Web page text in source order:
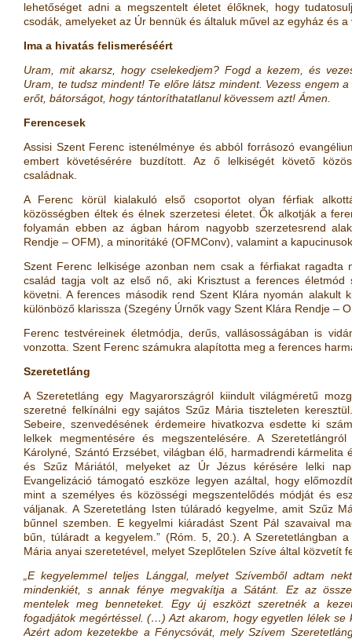
lehetőséget adni a megszentelt életet élőknek, hogy
csodák, amelyeket az Úr bennük és általuk művel az egyház és a
Ima a hivatás felismeréséért
Uram, mit akarsz, hogy cselekedjem? Fogd a kezem, és
Uram, te tudsz mindent! Te előre látsz mindent. Vezess engem
erőt, bátorságot, hogy tántoríthatatlanul kövessem azt! Ámen.
Ferencesek
Assisi Szent Ferenc istenélménye és abból forrásozó
embert követésérére buzdított. Az ő lelkiségét követő
családnak.
A Ferenc körül kialakuló első csoportot olyan férfiak
közösségben éltek és élnek szerzetesi életet. Ők alkotják a
folyamán ebben az ágban három nagyobb szerzetesrend
Rendje – OFM), a minoritáké (OFMConv), valamint a
Szent Ferenc lelkisége azonban nem csak a férfiakat ragadta
család tagja volt az első nő, aki Krisztust a ferences életmód
követni. A ferences második rend Szent Klára nyomán alakult
különböző klarissza (Szegény Úrnők vagy Szent Klára Rendje –
Ferenc testvéreinek életmódja, derűs, vallásosságában is
vonzotta. Szent Ferenc számukra alapította meg a ferences
Szeretetláng
A Szeretetláng egy Magyarországról kiindult világméretű
szeretné felkínálni egy sajátos Szűz Mária tiszteleten
Sebeire, szenvedésének érdemeire hivatkozva esdette ki
lelkek megmentésére és megszentelésére. A
Károlyné, Szántó Erzsébet, világban élő, harmadrendi kármelita
és Szűz Máriától, melyeket az Úr Jézus kérésére lelki
Evangelizáció támogató eszköze legyen azáltal, hogy
mint a személyes és közösségi megszentelődés módját és
váljanak. A Szeretetláng Isten túláradó kegyelme, amit Szűz
bűnnel szemben. E kegyelmi kiáradást Szent Pál szavaival
bűn, túláradt a kegyelem.” (Róm. 5, 20.). A Szeretetlángban
Mária anyai szeretetével, melyet Szeplőtelen Szíve által közvetít
„E kegyelemmel teljes Lánggal, melyet Szívemből adtam
mindenkiét, s annak fénye megvakítja a Sátánt. Ez az
mentelek meg benneteket. Egy új eszközt szeretnék a
fogadjátok megértéssel. (…) Azt akarom, hogy egyetlen lélek se
Azért adom kezetekbe a Fénycsóvát, mely Szívem